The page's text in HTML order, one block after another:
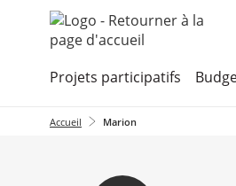
Aller au menu Aller au contenu
Projets participatifs
Accueil Marion